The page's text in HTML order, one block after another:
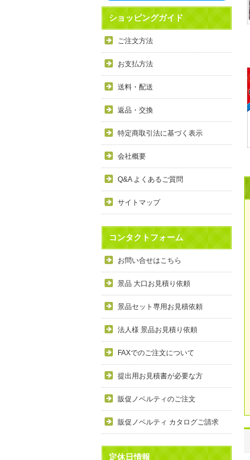
良かったです
商品も直ぐに届き、一つづづ丁寧に梱
まりのビンゴで利用しましたが、みん
な喜んでもらえました。
利用しやすい
目録景品をよく利用しています。豪華
す。手配が早いので便利です。
ショッピングガイド
ご注文方法
お支払方法
送料・配送
返品・交換
特定商取引法に基づく表示
会社概要
Q&A よくあるご質問
サイトマップ
コンタクトフォーム
お問い合せはこちら
景品 大口お見積り依頼
景品セット専用お見積依頼
法人様 景品お見積り依頼
FAXでのご注文について
提出用お見積書が必要な方
販促ノベルティのご注文
販促ノベルティ カタログご請求
定休日情報